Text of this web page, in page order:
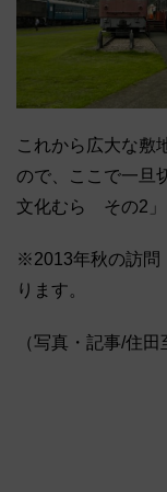
これから広大な敷
ので、ここで一
文化むら その2」
※2013年秋の訪問
ります。
（写真・記事/住田